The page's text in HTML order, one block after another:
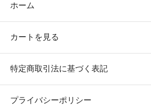
ホーム
カートを見る
特定商取引法に基づく表記
プライバシーポリシー